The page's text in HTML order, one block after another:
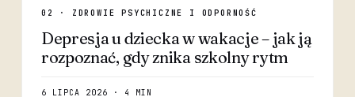
02 · ZDROWIE PSYCHICZNE I ODPORNOŚĆ
Depresja u dziecka w wakacje – jak ją
rozpoznać, gdy znika szkolny rytm
6 LIPCA 2026 · 4 MIN